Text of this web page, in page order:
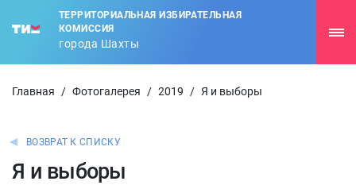
ТЕРРИТОРИАЛЬНАЯ ИЗБИРАТЕЛЬНАЯ
КОМИССИЯ
города Шахты
Главная / Фотогалерея / 2019 / Я и выборы
ВОЗВРАТ К СПИСКУ
Я и выборы